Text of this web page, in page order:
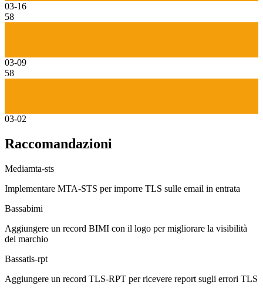
03-16
58
03-09
58
03-02
Raccomandazioni
Mediamta-sts
Implementare MTA-STS per imporre TLS sulle email in entrata
Bassabimi
Aggiungere un record BIMI con il logo per migliorare la visibilità
del marchio
Bassatls-rpt
Aggiungere un record TLS-RPT per ricevere report sugli errori TLS